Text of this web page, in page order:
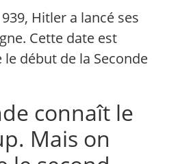
Hitler a lancé ses
Cette date est
début de la Seconde
connaît le
Mais on